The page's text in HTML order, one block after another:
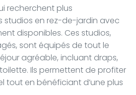
recherchent plus
studios en rez-de-jardin avec
disponibles. Ces studios,
sont équipés de tout le
agréable, incluant draps,
Ils permettent de profiter
tout en bénéficiant d’une plus